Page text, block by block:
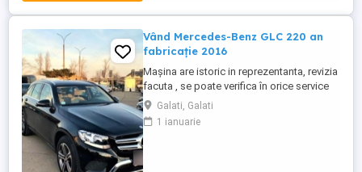
Vând Mercedes-Benz GLC 220 an
fabricație 2016
Mașina are istoric in reprezentanta, revizia
facuta , se poate verifica în orice service
autorizat. Car Vertical Motorizare: 250d
4MATIC (2.2L, 4 cilindri diesel), Euro 6
Transmisie: 9G-TRONIC Pachet AMG Line
Galati, Galati
1 ianuarie